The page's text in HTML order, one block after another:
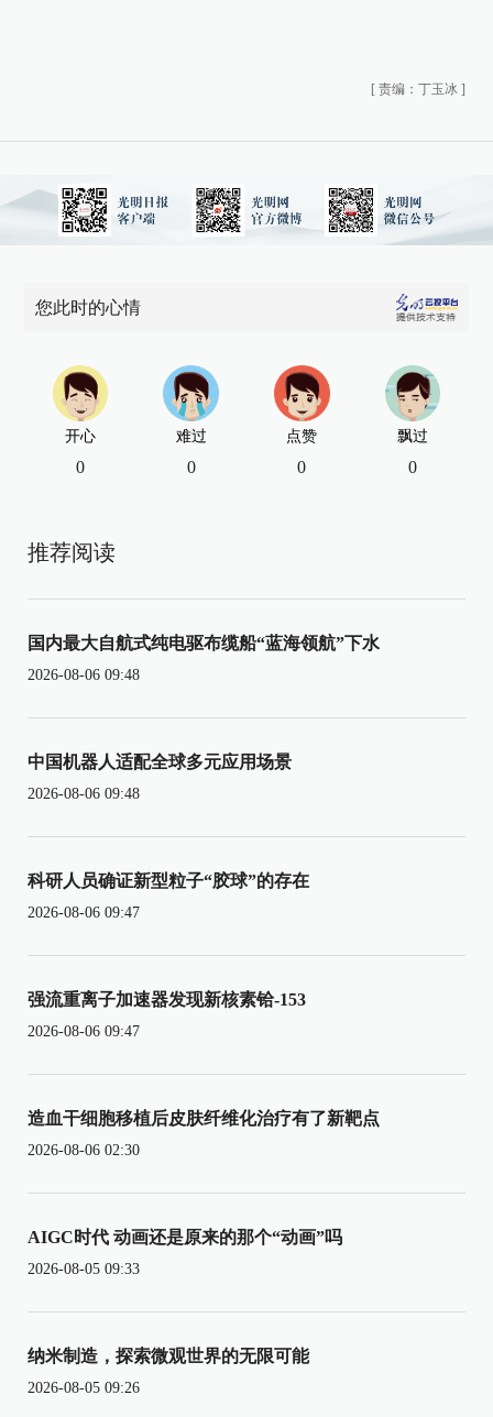
[ 责编：丁玉冰 ]
您此时的心情
开心
0
难过
0
点赞
0
飘过
0
推荐阅读
国内最大自航式纯电驱布缆船“蓝海领航”下水
2026-08-06 09:48
中国机器人适配全球多元应用场景
2026-08-06 09:48
科研人员确证新型粒子“胶球”的存在
2026-08-06 09:47
强流重离子加速器发现新核素铪-153
2026-08-06 09:47
造血干细胞移植后皮肤纤维化治疗有了新靶点
2026-08-06 02:30
AIGC时代 动画还是原来的那个“动画”吗
2026-08-05 09:33
纳米制造，探索微观世界的无限可能
2026-08-05 09:26